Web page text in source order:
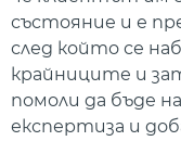
състояние и е
след който се
крайниците и
помоли да бъде
експертиза и